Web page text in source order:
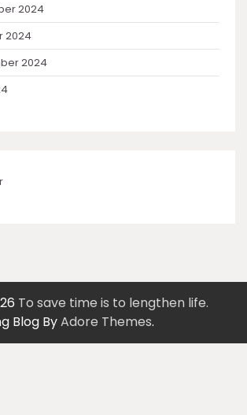
2024
2024
2024
To save time is to lengthen life.
Blog ByAdore Themes.